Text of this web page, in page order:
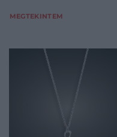
MEGTEKINTEM